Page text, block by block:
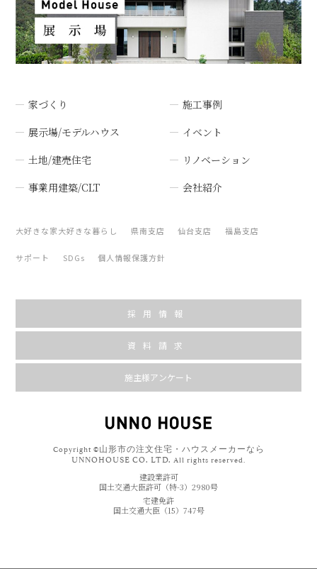
家づくり
施工事例
展示場/モデルハウス
イベント
土地/建売住宅
リノベーション
事業用建築/CLT
会社紹介
大好きな家大好きな暮らし 県南支店 仙台支店 福島支店
サポート SDGs 個人情報保護方針
採用情報
資料請求
施主様アンケート
Copyright ©山形市の注文住宅・ハウスメーカーなら
UNNOHOUSE CO. LTD. All rights reserved.
建設業許可
国土交通大臣許可（特-3）2980号
宅建免許
国土交通大臣（15）747号